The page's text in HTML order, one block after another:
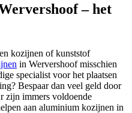
– het
kozijnen of kunststof
in Wervershoof misschien
specialist voor het plaatsen
Bespaar dan veel geld door
zijn immers voldoende
aan aluminium kozijnen in